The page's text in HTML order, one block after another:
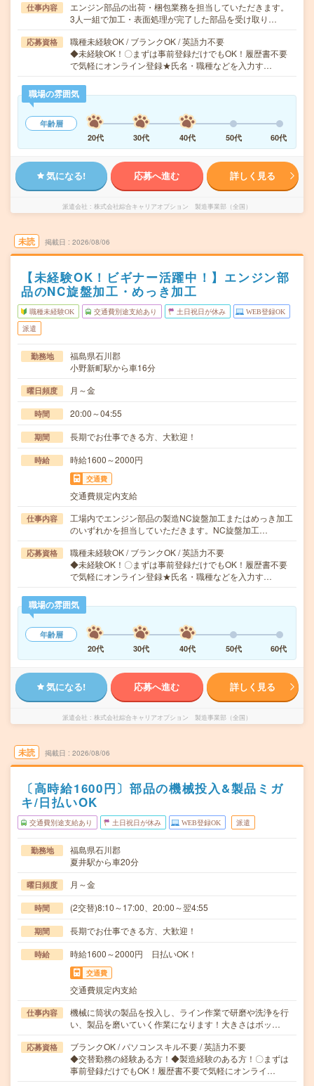
仕事内容
エンジン部品の出荷・梱包業務を担当していただきます。
3人一組で加工・表面処理が完了した部品を受け取り…
応募資格
職種未経験OK / ブランクOK / 英語力不要
◆未経験OK！〇まずは事前登録だけでもOK！履歴書不要
で気軽にオンライン登録★氏名・職種などを入力す…
職場の雰囲気
年齢層
20代
30代 40代 50代 60代
気になる! 応募へ進む 詳しく見る
派遣会社 株式会社綜合キャリアオプション 製造事業部（全国）
未読 掲載日 2026/08/06
【未経験OK！ビギナー活躍中！】エンジン部
品のNC旋盤加工・めっき加工
職種未経験OK 交通費別途支給あり 土日祝日が休み WEB登録OK
派遣
勤務地
福島県石川郡
小野新町駅から車16分
曜日頻度 月～金
時間 20:00～04:55
期間 長期でお仕事できる方、大歓迎！
時給 時給1600～2000円
交通費
交通費規定内支給
仕事内容
工場内でエンジン部品の製造NC旋盤加工またはめっき加工
のいずれかを担当していただきます。NC旋盤加工…
応募資格
職種未経験OK / ブランクOK / 英語力不要
◆未経験OK！〇まずは事前登録だけでもOK！履歴書不要
で気軽にオンライン登録★氏名・職種などを入力す…
職場の雰囲気
年齢層
20代
30代 40代 50代 60代
気になる! 応募へ進む 詳しく見る
派遣会社 株式会社綜合キャリアオプション 製造事業部（全国）
未読 掲載日 2026/08/06
〔高時給1600円〕部品の機械投入&製品ミガ
キ/日払いOK
交通費別途支給あり 土日祝日が休み WEB登録OK 派遣
勤務地
福島県石川郡
夏井駅から車20分
曜日頻度 月～金
時間 (2交替)8:10～17:00、20:00～翌4:55
期間 長期でお仕事できる方、大歓迎！
時給 時給1600～2000円 日払いOK！
交通費
交通費規定内支給
仕事内容
機械に筒状の製品を投入し、ライン作業で研磨や洗浄を行
い、製品を磨いていく作業になります！大きさはボッ…
応募資格
ブランクOK / パソコンスキル不要 / 英語力不要
◆交替勤務の経験ある方！◆製造経験のある方！〇まずは
事前登録だけでもOK！履歴書不要で気軽にオンライ…